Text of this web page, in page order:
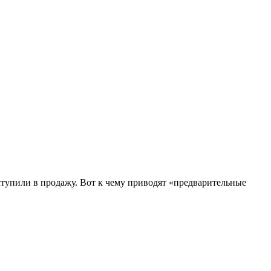
в продажу. Вот к чему приводят «предварительные